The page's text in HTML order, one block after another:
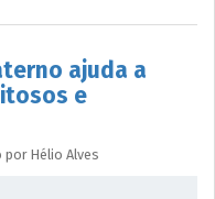
ajuda a
e
porHélio Alves